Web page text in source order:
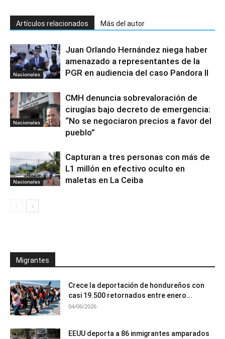
Artículos relacionados Más del autor
Nacionales
Juan Orlando Hernández niega haber
amenazado a representantes de la
PGR en audiencia del caso Pandora II
Nacionales
CMH denuncia sobrevaloración de
cirugías bajo decreto de emergencia:
“No se negociaron precios a favor del
pueblo”
Nacionales
Capturan a tres personas con más de
L1 millón en efectivo oculto en
maletas en La Ceiba
Migrantes
Crece la deportación de hondureños con
casi 19.500 retornados entre enero...
04/06/2026
EEUU deporta a 86 inmigrantes amparados